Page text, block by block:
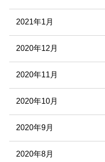
2021年1月
2020年12月
2020年11月
2020年10月
2020年9月
2020年8月